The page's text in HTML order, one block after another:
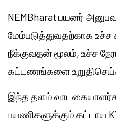
NEMBharat பயனர்
மேம்படுத்துவதற்காக
நீக்குவதன் மூலம், உச்ச
கட்டணங்களை
இந்த தளம்
பயணிகளுக்கும் கட்டாய